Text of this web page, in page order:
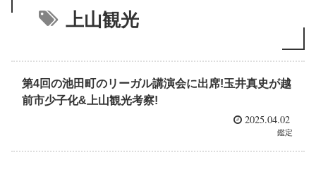
上山観光
第4回の池田町のリーガル講演会に出席!玉井真史が越
前市少子化&上山観光考察!
2025.04.02
鑑定